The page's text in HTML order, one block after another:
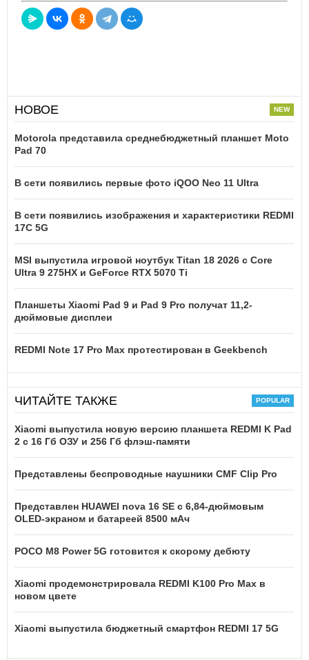
НОВОЕ
Motorola представила среднебюджетный планшет Moto
Pad 70
В сети появились первые фото iQOO Neo 11 Ultra
В сети появились изображения и характеристики REDMI
17C 5G
MSI выпустила игровой ноутбук Titan 18 2026 с Core
Ultra 9 275HX и GeForce RTX 5070 Ti
Планшеты Xiaomi Pad 9 и Pad 9 Pro получат 11,2-
дюймовые дисплеи
REDMI Note 17 Pro Max протестирован в Geekbench
ЧИТАЙТЕ ТАКЖЕ
Xiaomi выпустила новую версию планшета REDMI K Pad
2 с 16 Гб ОЗУ и 256 Гб флэш-памяти
Представлены беспроводные наушники CMF Clip Pro
Представлен HUAWEI nova 16 SE с 6,84-дюймовым
OLED-экраном и батареей 8500 мАч
POCO M8 Power 5G готовится к скорому дебюту
Xiaomi продемонстрировала REDMI K100 Pro Max в
новом цвете
Xiaomi выпустила бюджетный смартфон REDMI 17 5G